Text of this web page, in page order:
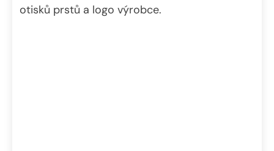
otisků prstů a logo výrobce.